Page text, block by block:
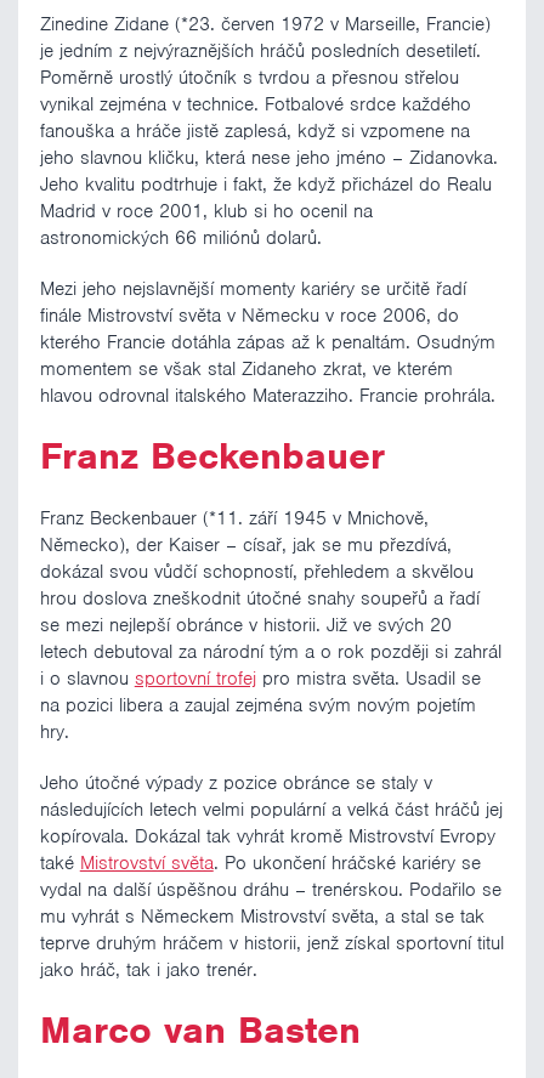
Zinedine Zidane (*23. červen 1972 v Marseille, Francie)
je jedním z nejvýraznějších hráčů posledních desetiletí.
Poměrně urostlý útočník s tvrdou a přesnou střelou
vynikal zejména v technice. Fotbalové srdce každého
fanouška a hráče jistě zaplesá, když si vzpomene na
jeho slavnou kličku, která nese jeho jméno – Zidanovka.
Jeho kvalitu podtrhuje i fakt, že když přicházel do Realu
Madrid v roce 2001, klub si ho ocenil na
astronomických 66 miliónů dolarů.
Mezi jeho nejslavnější momenty kariéry se určitě řadí
finále Mistrovství světa v Německu v roce 2006, do
kterého Francie dotáhla zápas až k penaltám. Osudným
momentem se však stal Zidaneho zkrat, ve kterém
hlavou odrovnal italského Materazziho. Francie prohrála.
Franz Beckenbauer
Franz Beckenbauer (*11. září 1945 v Mnichově,
Německo), der Kaiser – císař, jak se mu přezdívá,
dokázal svou vůdčí schopností, přehledem a skvělou
hrou doslova zneškodnit útočné snahy soupeřů a řadí
se mezi nejlepší obránce v historii. Již ve svých 20
letech debutoval za národní tým a o rok později si zahrál
i o slavnou sportovní trofejpro mistra světa. Usadil se
na pozici libera a zaujal zejména svým novým pojetím
hry.
Jeho útočné výpady z pozice obránce se staly v
následujících letech velmi populární a velká část hráčů jej
kopírovala. Dokázal tak vyhrát kromě Mistrovství Evropy
také Mistrovství světa. Po ukončení hráčské kariéry se
vydal na další úspěšnou dráhu – trenérskou. Podařilo se
mu vyhrát s Německem Mistrovství světa, a stal se tak
teprve druhým hráčem v historii, jenž získal sportovní titul
jako hráč, tak i jako trenér.
Marco van Basten